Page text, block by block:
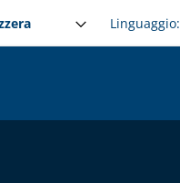
Linguaggio: